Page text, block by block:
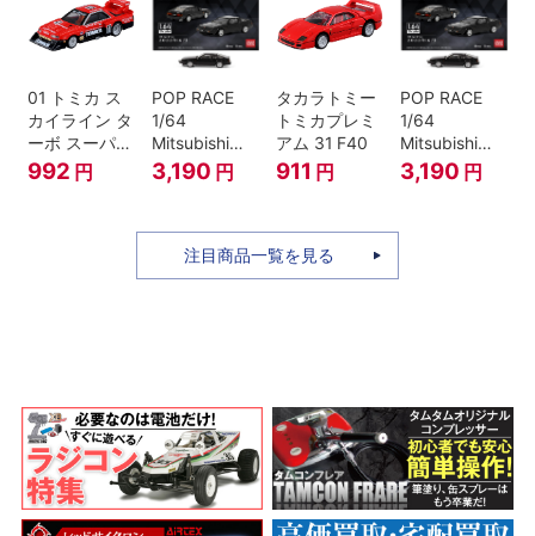
01 トミカ ス
カイライン タ
ーボ スーパー
シルエット
992 円
POP RACE
1/64
Mitsubishi
Starion Black
3,190 円
タカラトミー
トミカプレミ
アム 31 F40
911 円
POP RACE
1/64
Mitsubishi
Starion Black
3,190 円
注目商品一覧を見る